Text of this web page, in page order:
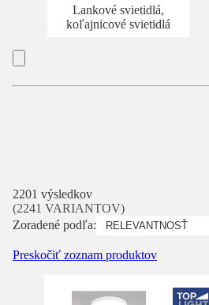
Lankové svietidlá,
koľajnicové svietidlá
2201 výsledkov
(2241 VARIANTOV)
Zoradené podľa:
Preskočiť zoznam produktov